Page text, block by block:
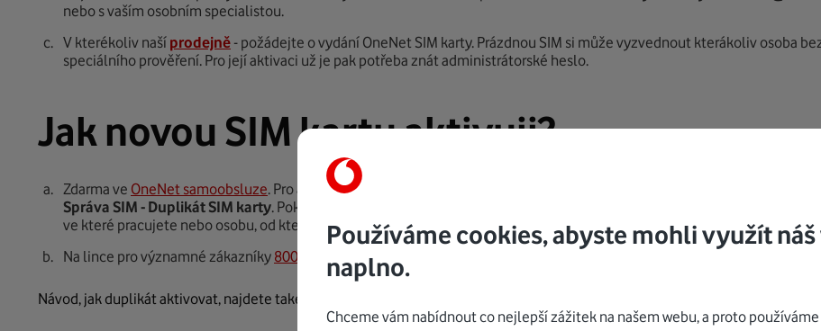
nebo s vaším osobním specialistou.
V kterékoliv naší prodejně - požádejte o vydání OneNet SIM karty. Prázdnou SIM si může vyzvednout kterákoliv osoba
speciálního prověření. Pro její aktivaci už je pak potřeba znát administrátorské heslo.
Jak novou SIM kartu aktivuji?
Zdarma ve OneNet samoobsluze. Pro aktivaci je nutné znát administrátorské heslo. Poté je možné ji zadat v části
Správa SIM - Duplikát SIM karty. Pokud jste Uživatel a administrátorské heslo neznáte, je potřeba se obrátit na osobu ve
ve které pracujete nebo osobu, od které vaši SIM kartu máte.
Na lince pro významné zákazníky 800 77 77 80 - tento způsob aktivace zpoplatňujeme podle aktuálně platného
Návod, jak duplikát aktivovat, najdete také v našem
Používáme cookies, abyste mohli využít náš
naplno.
Chceme vám nabídnout co nejlepší zážitek na našem webu, a proto